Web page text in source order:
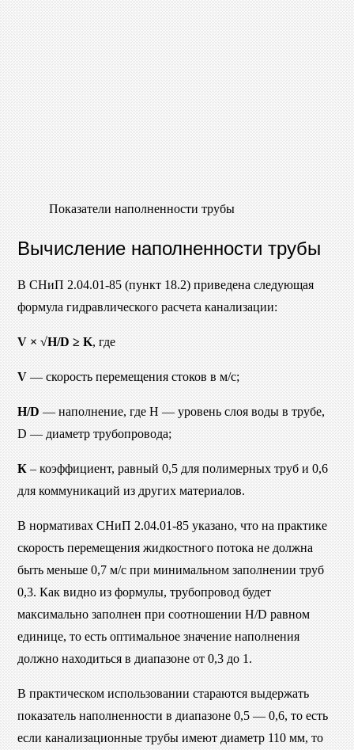
Показатели наполненности трубы
Вычисление наполненности трубы
В СНиП 2.04.01-85 (пункт 18.2) приведена следующая
формула гидравлического расчета канализации:
V × √H/D ≥ K, где
V — скорость перемещения стоков в м/с;
H/D — наполнение, где H — уровень слоя воды в трубе,
D — диаметр трубопровода;
К – коэффициент, равный 0,5 для полимерных труб и 0,6
для коммуникаций из других материалов.
В нормативах СНиП 2.04.01-85 указано, что на практике
скорость перемещения жидкостного потока не должна
быть меньше 0,7 м/с при минимальном заполнении труб
0,3. Как видно из формулы, трубопровод будет
максимально заполнен при соотношении H/D равном
единице, то есть оптимальное значение наполнения
должно находиться в диапазоне от 0,3 до 1.
В практическом использовании стараются выдержать
показатель наполненности в диапазоне 0,5 — 0,6, то есть
если канализационные трубы имеют диаметр 110 мм, то